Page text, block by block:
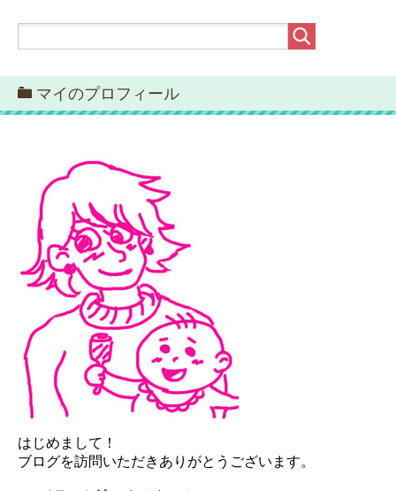
マイのプロフィール
はじめまして！
ブログを訪問いただきありがとうございます。